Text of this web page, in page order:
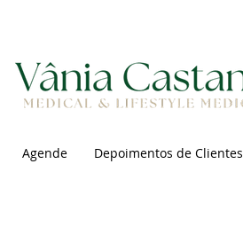
Agende Depoimentos de Clientes